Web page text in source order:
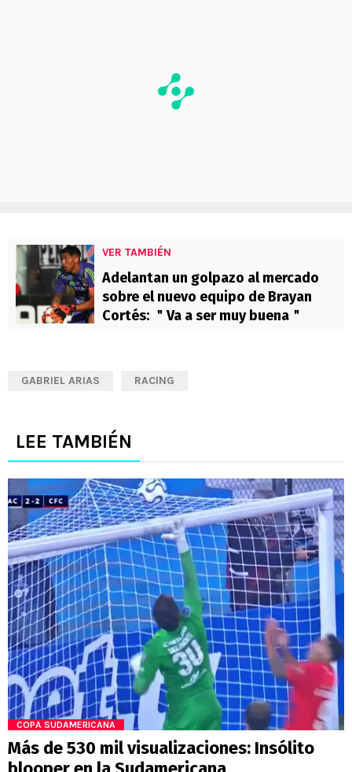
VER TAMBIÉN
Adelantan un golpazo al mercado
sobre el nuevo equipo de Brayan
Cortés: ＂Va a ser muy buena＂
GABRIEL ARIAS RACING
LEE TAMBIÉN
COPA SUDAMERICANA
Más de 530 mil visualizaciones: Insólito